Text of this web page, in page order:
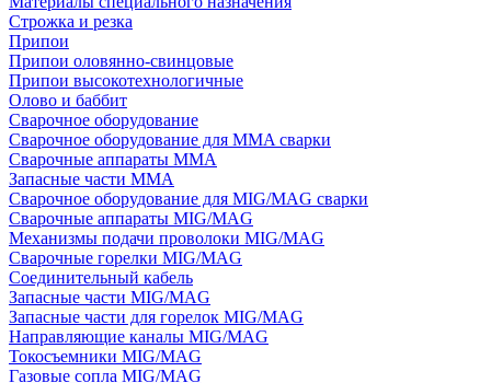
Строжка и резка
Припои
Припои оловянно-свинцовые
Припои высокотехнологичные
Олово и баббит
Сварочное оборудование
Сварочное оборудование для MMA сварки
Сварочные аппараты MMA
Запасные части MMA
Сварочное оборудование для MIG/MAG сварки
Сварочные аппараты MIG/MAG
Механизмы подачи проволоки MIG/MAG
Сварочные горелки MIG/MAG
Соединительный кабель
Запасные части MIG/MAG
Запасные части для горелок MIG/MAG
Направляющие каналы MIG/MAG
Токосъемники MIG/MAG
Газовые сопла MIG/MAG